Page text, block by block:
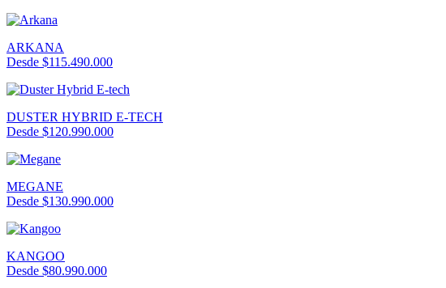
ARKANA
Desde $115.490.000
DUSTER HYBRID E-TECH
Desde $120.990.000
MEGANE
Desde $130.990.000
KANGOO
Desde $80.990.000